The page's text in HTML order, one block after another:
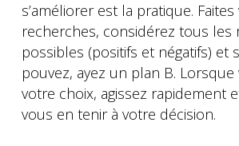
s’améliorer est la pratique. Faites
recherches, considérez tous les
possibles (positifs et négatifs) et
pouvez, ayez un plan B. Lorsque
votre choix, agissez rapidement
vous en tenir à votre décision.